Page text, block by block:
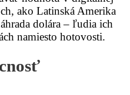
ako Latinská Amerika
dolára – ľudia ich
namiesto hotovosti.